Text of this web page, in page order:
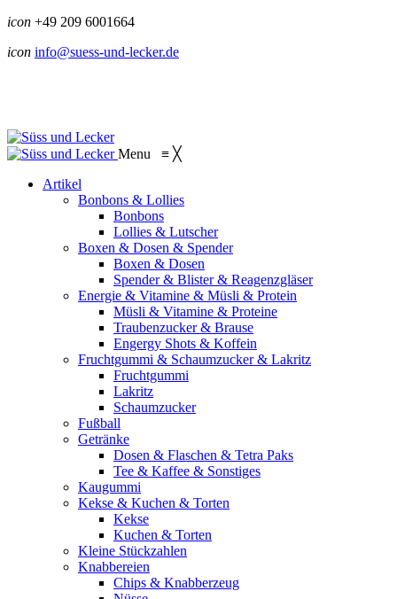
icon +49 209 6001664
icon info@suess-und-lecker.de
Menu ≡ ╳
Artikel
Bonbons & Lollies
Bonbons
Lollies & Lutscher
Boxen & Dosen & Spender
Boxen & Dosen
Spender & Blister & Reagenzgläser
Energie & Vitamine & Müsli & Protein
Müsli & Vitamine & Proteine
Traubenzucker & Brause
Engergy Shots & Koffein
Fruchtgummi & Schaumzucker & Lakritz
Fruchtgummi
Lakritz
Schaumzucker
Fußball
Getränke
Dosen & Flaschen & Tetra Paks
Tee & Kaffee & Sonstiges
Kaugummi
Kekse & Kuchen & Torten
Kekse
Kuchen & Torten
Kleine Stückzahlen
Knabbereien
Chips & Knabberzeug